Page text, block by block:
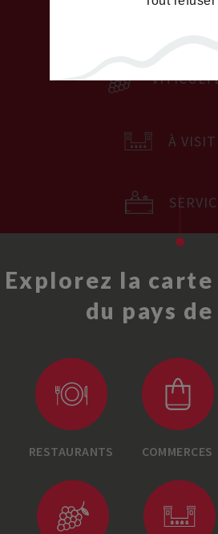
Explorez la
du pays
RESTAURANTS COMMERCES
À